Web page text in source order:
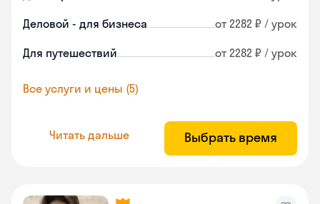
Деловой - для бизнеса от 2282 ₽ / урок
Для путешествий от 2282 ₽ / урок
Все услуги и цены (5)
Читать дальше Выбрать время